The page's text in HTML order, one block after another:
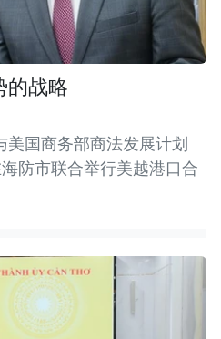
的战略
国商务部商法发展计划
海防市联合举行美越港口合